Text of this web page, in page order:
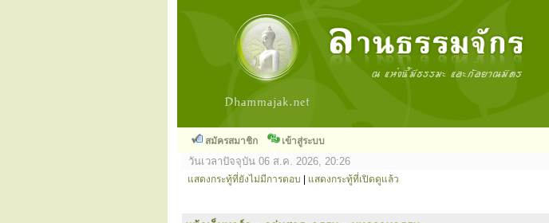
สมัครสมาชิก เข้าสู่ระบบ
วันเวลาปัจจุบัน 06 ส.ค. 2026, 20:26
แสดงกระทู้ที่ยังไม่มีการตอบ แสดงกระทู้ที่เปิดดูแล้ว